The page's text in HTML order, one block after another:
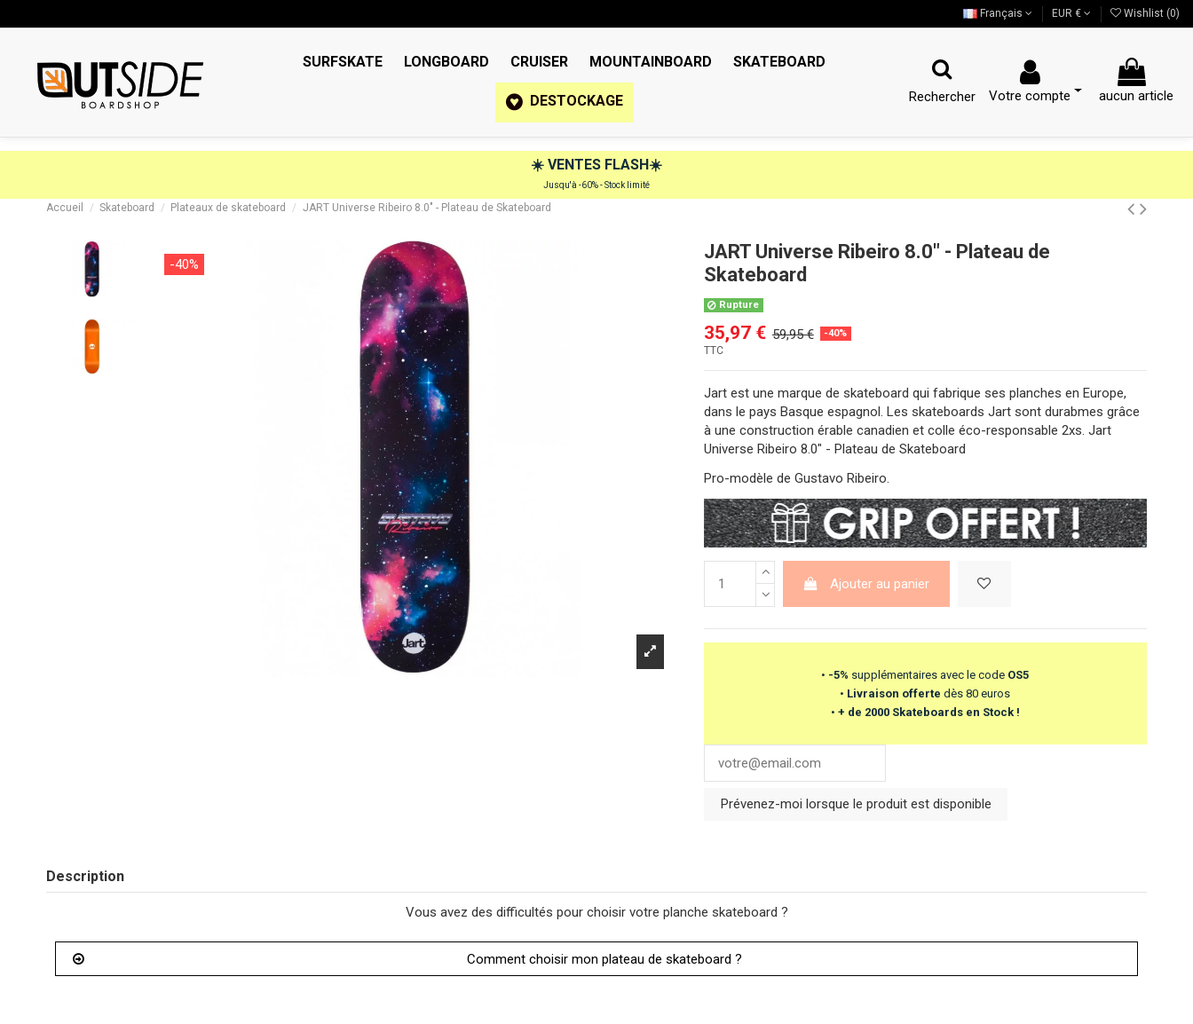
Français EUR € Wishlist (0)
SURFSKATE LONGBOARD CRUISER MOUNTAINBOARD SKATEBOARD
DESTOCKAGE Rechercher Votre compte aucun article
☀️ VENTES FLASH☀️
Jusqu'à -60% - Stock limité
Accueil Skateboard Plateaux de skateboard JART Universe Ribeiro 8.0" - Plateau de Skateboard
-40%
JART Universe Ribeiro 8.0" - Plateau de
Skateboard
Rupture
35,97 € 59,95 € -40%
TTC
Jart est une marque de skateboard qui fabrique ses planches en Europe,
dans le pays Basque espagnol. Les skateboards Jart sont durabmes grâce
à une construction érable canadien et colle éco-responsable 2xs. Jart
Universe Ribeiro 8.0" - Plateau de Skateboard
Pro-modèle de Gustavo Ribeiro.
Ajouter au panier
• -5% supplémentaires avec le code OS5
• Livraison offerte dès 80 euros
• + de 2000 Skateboards en Stock !
Prévenez-moi lorsque le produit est disponible
Description
Vous avez des difficultés pour choisir votre planche skateboard ?
Comment choisir mon plateau de skateboard ?